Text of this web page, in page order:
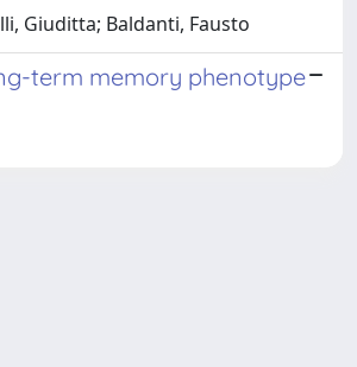
Giuditta; Baldanti, Fausto
term memory phenotype